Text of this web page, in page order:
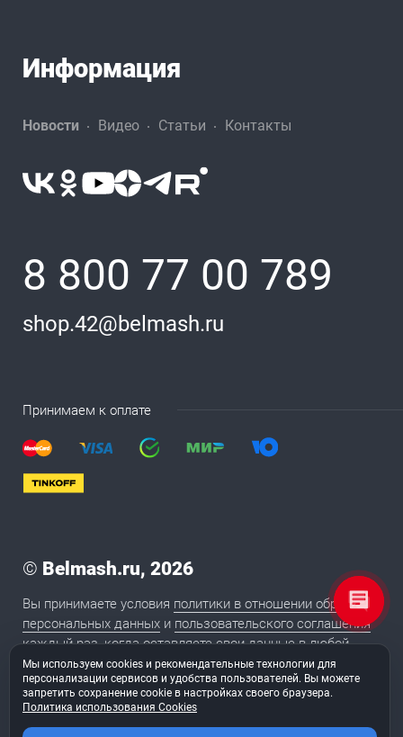
Информация
Новости Видео Статьи Контакты
8 800 77 00 789
shop.42@belmash.ru
Принимаем к оплате
© Belmash.ru, 2026
Вы принимаете условия политики в отношении обработки
персональных данных и пользовательского соглашения
каждый раз, когда оставляете свои данные в любой
форме обратной связи на сайте BELMASH.RU
Мы используем cookies и рекомендательные технологии для
персонализации сервисов и удобства пользователей. Вы можете
запретить сохранение cookie в настройках своего браузера.
Политика использования Cookies